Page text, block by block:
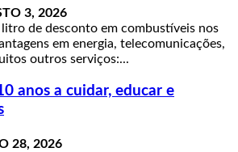
3, 2026
de desconto em combustíveis nos
em energia, telecomunicações,
outros serviços:...
anos a cuidar, educar e
28, 2026